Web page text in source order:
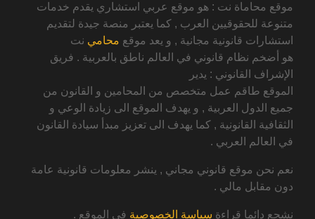
موقع محاماة نت : هو موقع عربي استشاري يقدم خدمات
متنوعة للحقوقيين العرب , كما يعتبر منصة جيدة لتقديم
استشارات قانونية مجانية , و يعد موقع محامي نت
هو أضخم نظام قانوني في العالم ناطق بالعربية . فريق
الإشراف القانوني : يدير
الموقع طاقم عمل متخصص من المحامين و القانون من
جميع الدول العربية , و يهدف الموقع الى زيادة الوعي و
الثقافية القانونية , كما يهدف الى تعزيز مبدأ سيادة القانون
في العالم العربي .
نعم نحن موقع قانوني مجاني , ينشر معلومات قانونية عامة
دون مقابل مالي .
نشجع دائما قراءة سياسة الخصوصية في الموقع .